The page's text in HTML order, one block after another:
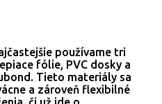
používame tri
fólie, PVC dosky a
Tieto materiály sa
a zároveň flexibilné